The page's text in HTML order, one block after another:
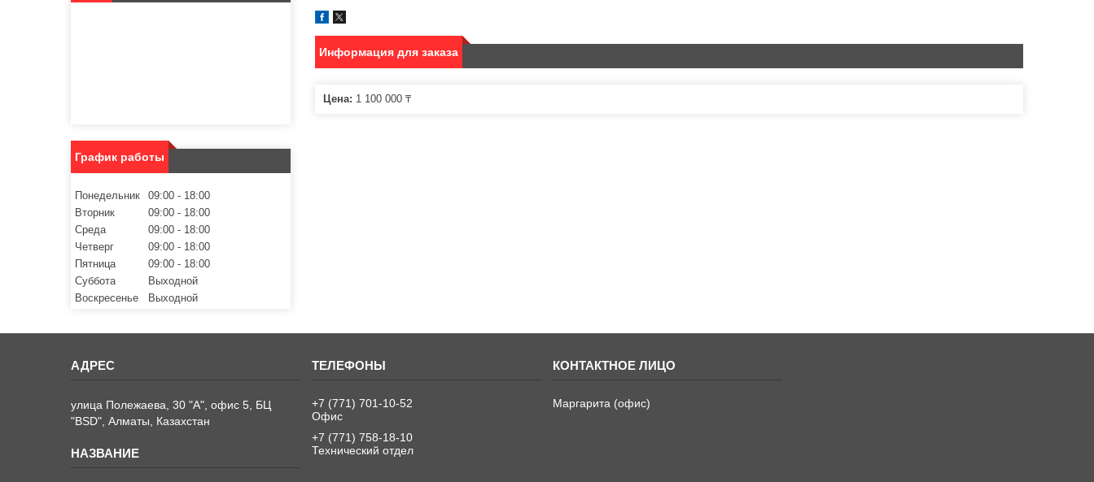
Информация для заказа
Цена: 1 100 000 ₸
График работы
Понедельник 09:00
18:00
Вторник
09:00
18:00
Среда
09:00
18:00
Четверг
09:00
18:00
Пятница
09:00
18:00
Суббота
Выходной
Воскресенье
Выходной
улица Полежаева, 30 "А", офис 5, БЦ
"BSD", Алматы, Казахстан
+7 (771) 701-10-52
Офис
+7 (771) 758-18-10
Технический отдел
Маргарита (офис)